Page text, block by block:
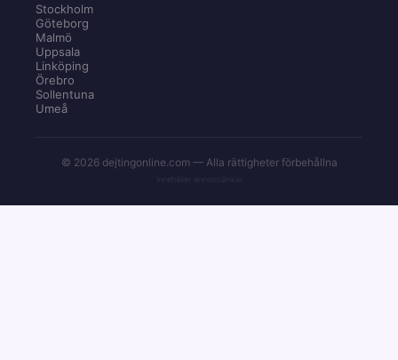
Stockholm
Göteborg
Malmö
Uppsala
Linköping
Örebro
Sollentuna
Umeå
© 2026 dejtingonline.com — Alla rättigheter förbehållna